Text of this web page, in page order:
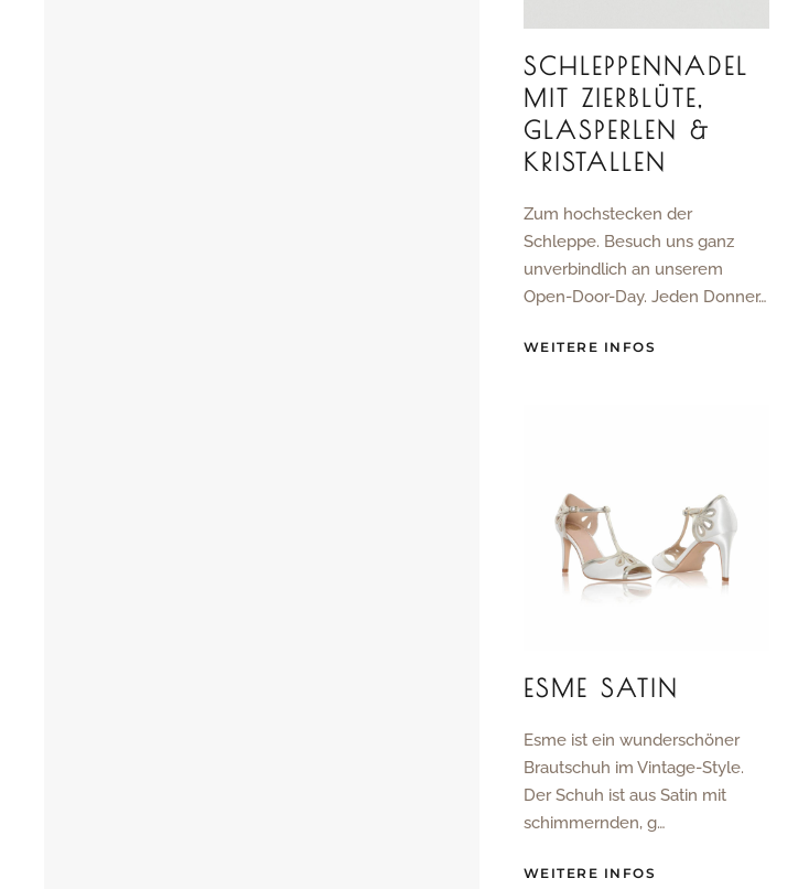
SCHLEPPENNADEL
MIT ZIERBLÜTE,
GLASPERLEN &
KRISTALLEN
Zum hochstecken der
Schleppe. Besuch uns ganz
unverbindlich an unserem
Open-Door-Day. Jeden Donner…
WEITERE INFOS
ESME SATIN
Esme ist ein wunderschöner
Brautschuh im Vintage-Style.
Der Schuh ist aus Satin mit
schimmernden, g…
WEITERE INFOS